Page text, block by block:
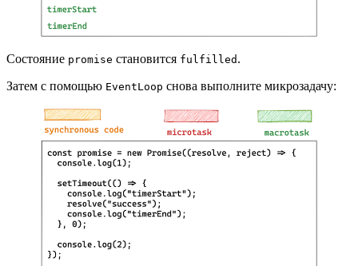
Состояние promise становится fulfilled .
Затем с помощью EventLoop снова выполните микрозадачу: